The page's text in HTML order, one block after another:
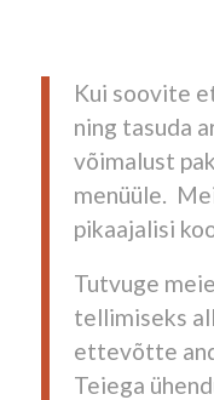
Kui soovite
ning tasuda
võimalust
menüüle.
pikaajalisi
Tutvuge
tellimiseks
ettevõtte
Teiega